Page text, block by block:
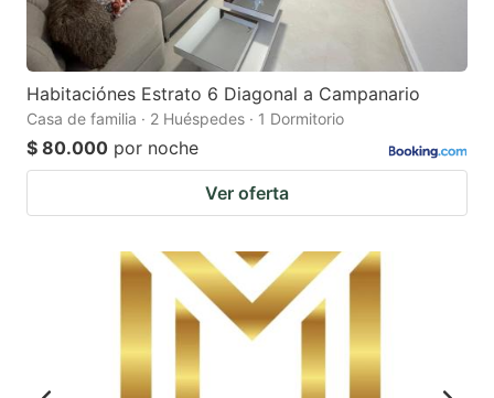
Habitaciónes Estrato 6 Diagonal a Campanario
Casa de familia · 2 Huéspedes · 1 Dormitorio
$ 80.000 por noche
Ver oferta